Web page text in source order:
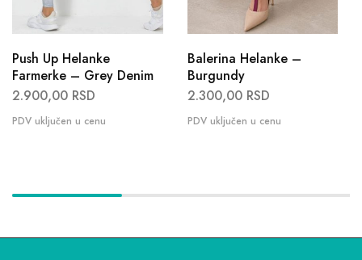
Push Up Helanke
Farmerke – Grey Denim
2.900,00 RSD
Balerina Helanke –
Burgundy
2.300,00 RSD